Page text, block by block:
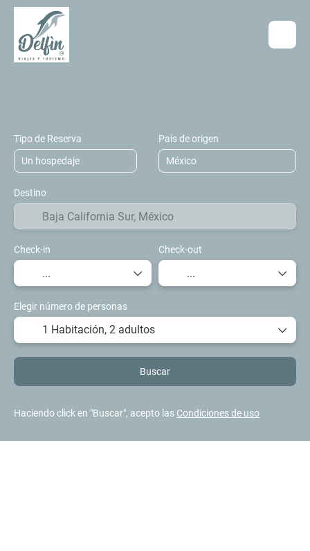
Tipo de Reserva País de origen
Destino
Check-in Check-out
Elegir número de personas
1 Habitación, 2 adultos
Buscar
Haciendo click en "Buscar", acepto las Condiciones de uso